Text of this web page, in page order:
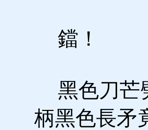
鐺！
黑色刀芒
柄黑色長矛